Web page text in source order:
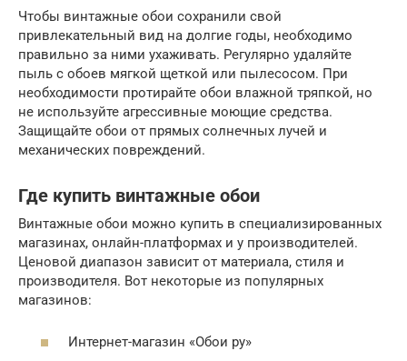
Чтобы винтажные обои сохранили свой
привлекательный вид на долгие годы, необходимо
правильно за ними ухаживать. Регулярно удаляйте
пыль с обоев мягкой щеткой или пылесосом. При
необходимости протирайте обои влажной тряпкой, но
не используйте агрессивные моющие средства.
Защищайте обои от прямых солнечных лучей и
механических повреждений.
Где купить винтажные обои
Винтажные обои можно купить в специализированных
магазинах, онлайн-платформах и у производителей.
Ценовой диапазон зависит от материала, стиля и
производителя. Вот некоторые из популярных
магазинов:
Интернет-магазин «Обои ру»